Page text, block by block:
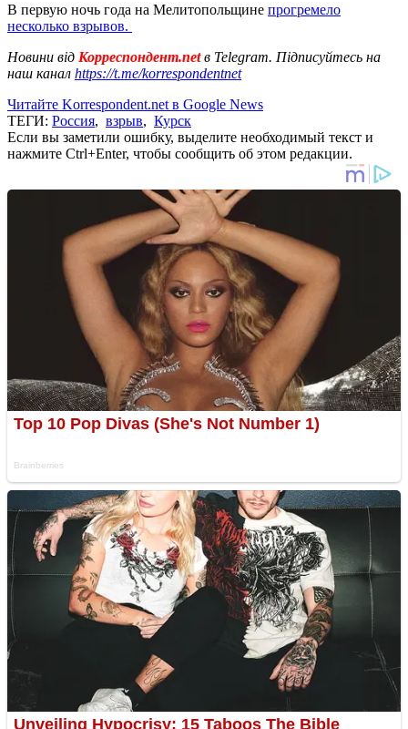
В первую ночь года на Мелитопольщине прогремело
несколько взрывов.
Новини від Корреспондент.netв Telegram. Підписуйтесь на
наш канал https://t.me/korrespondentnet
Читайте Korrespondent.net в Google News
ТЕГИ: Россия, взрыв, Курск
Если вы заметили ошибку, выделите необходимый текст и
нажмите Ctrl+Enter, чтобы сообщить об этом редакции.